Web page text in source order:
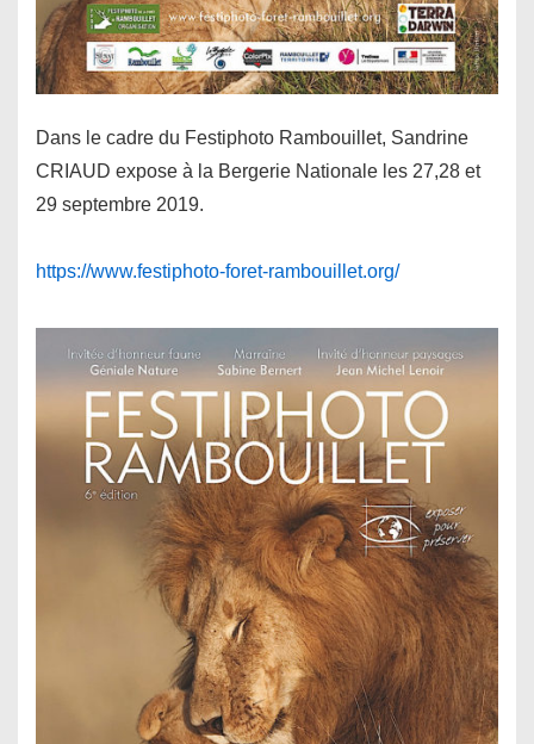
Dans le cadre du Festiphoto Rambouillet, Sandrine
CRIAUD expose à la Bergerie Nationale les 27,28 et
29 septembre 2019.
https://www.festiphoto-foret-rambouillet.org/